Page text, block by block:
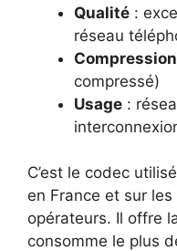
Qualité :
réseau
Compression
compressé)
Usage :
C’est le codec
en France et sur
opérateurs. Il offre
consomme le plus